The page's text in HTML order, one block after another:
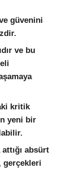
güvenini
ve bu
kritik
yeni bir
absürt
gerçekleri